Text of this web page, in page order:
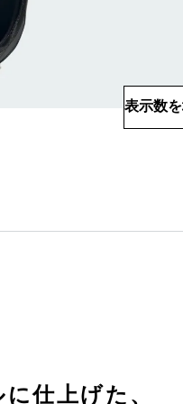
表示数
に仕上げた、